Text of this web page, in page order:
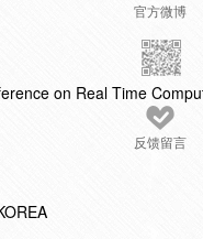
官方微博
反馈留言
on Real Time